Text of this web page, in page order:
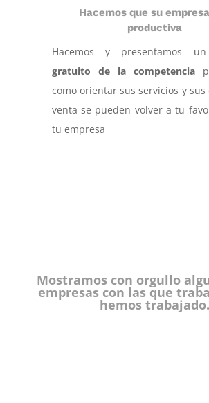
Hacemos que su
productiva
Hacemos y presentamos
gratuito de la competencia
como orientar sus servicios y sus
venta se pueden volver a tu
tu empresa
Mostramos con orgullo
empresas con las que
hemos